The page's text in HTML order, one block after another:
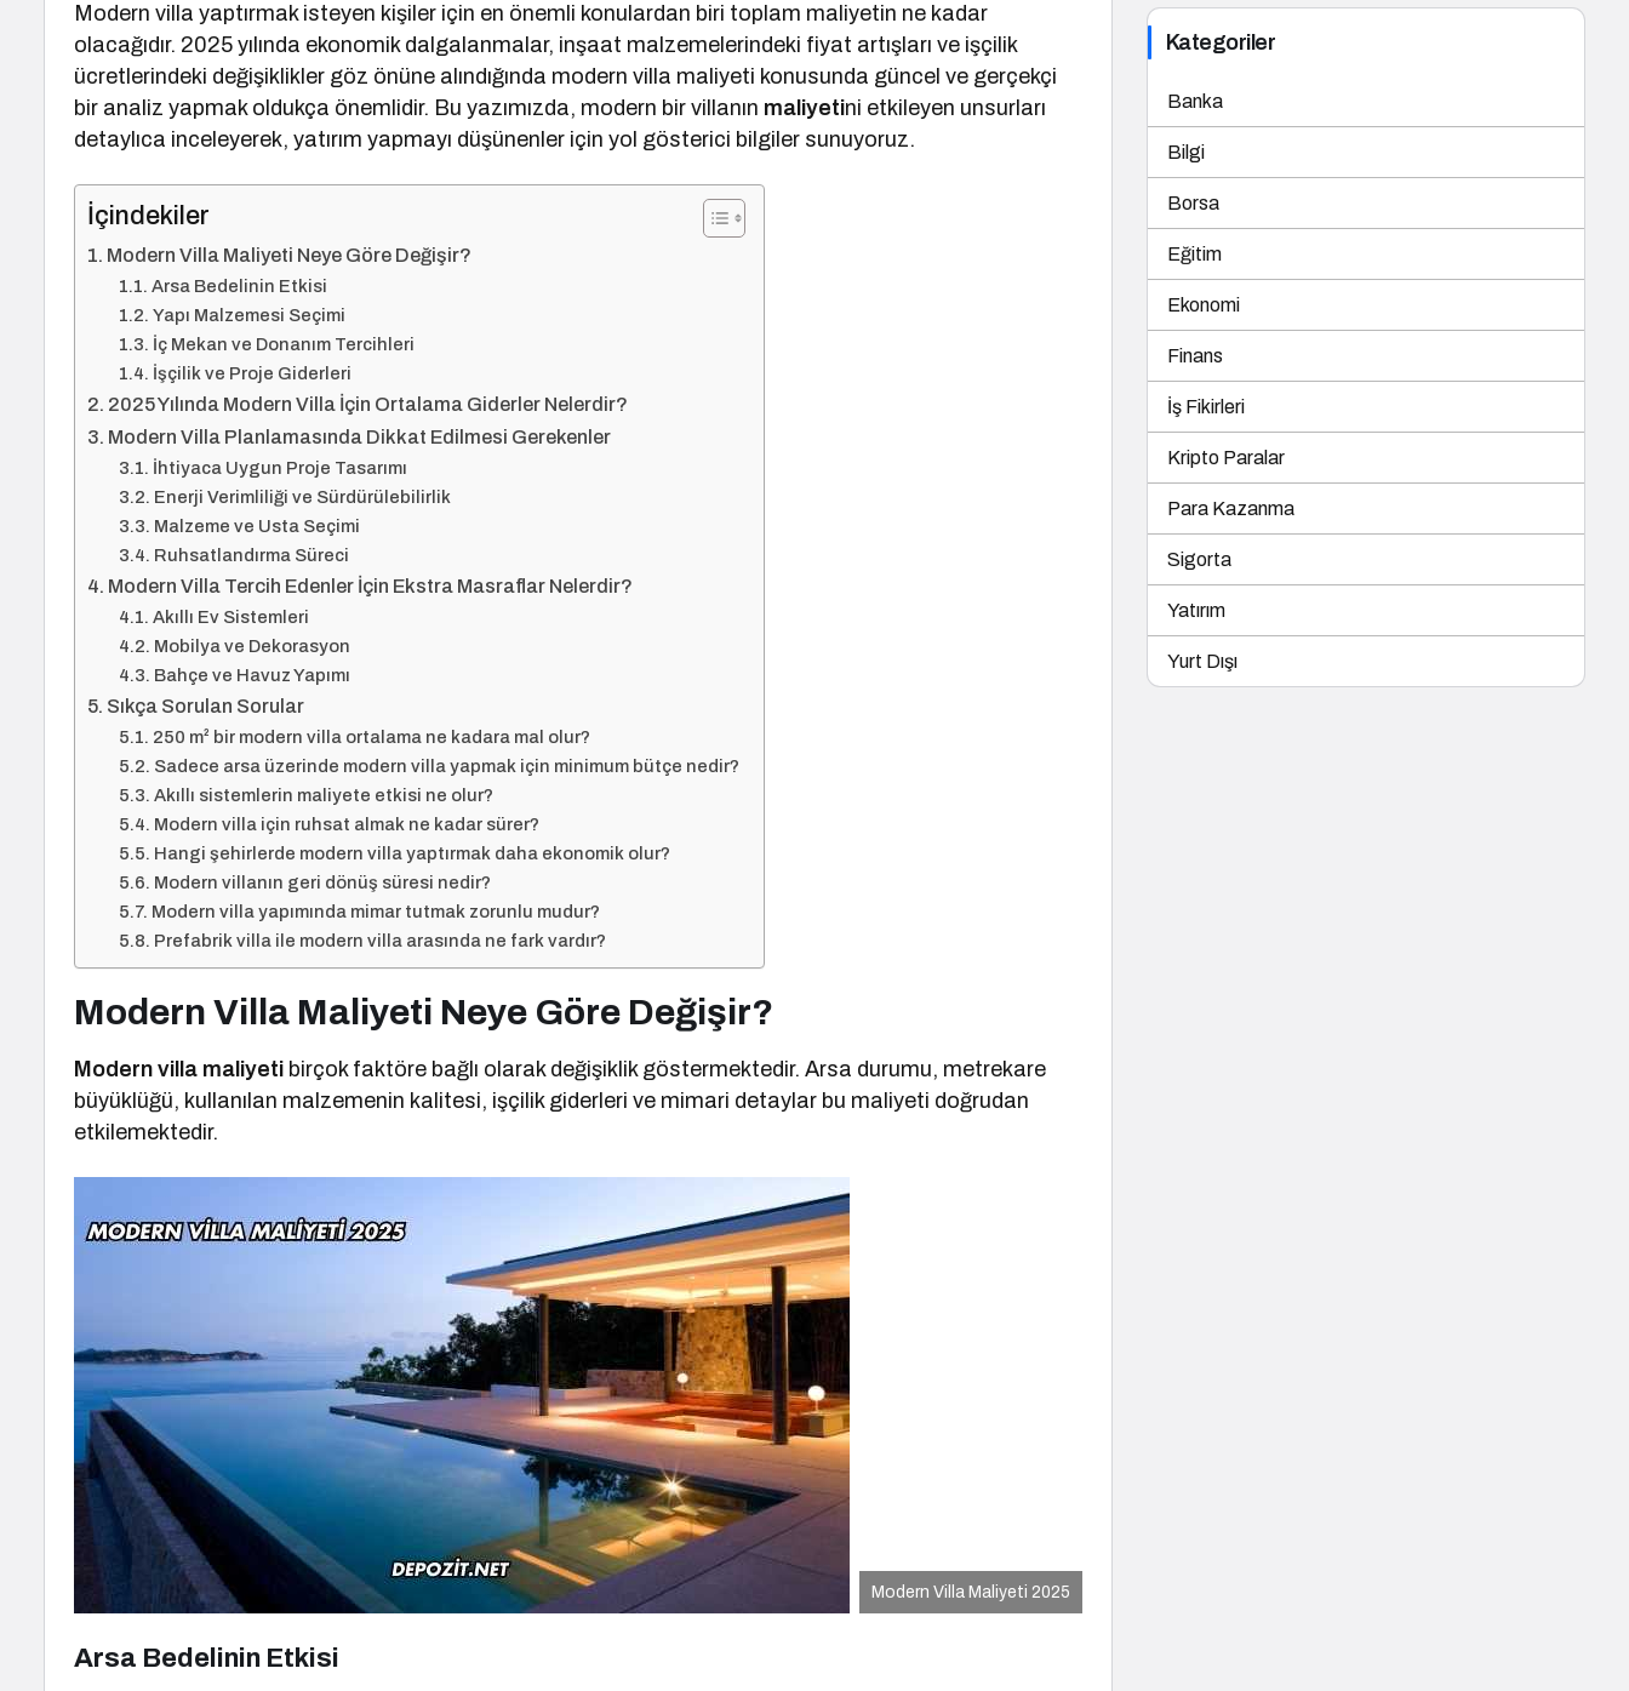
Modern villa yaptırmak isteyen kişiler için en önemli konulardan biri toplam maliyetin ne kadar
olacağıdır. 2025 yılında ekonomik dalgalanmalar, inşaat malzemelerindeki fiyat artışları ve işçilik
ücretlerindeki değişiklikler göz önüne alındığında modern villa maliyeti konusunda güncel ve gerçekçi
bir analiz yapmak oldukça önemlidir. Bu yazımızda, modern bir villanın maliyetini etkileyen unsurları
detaylıca inceleyerek, yatırım yapmayı düşünenler için yol gösterici bilgiler sunuyoruz.
İçindekiler
Modern Villa Maliyeti Neye Göre Değişir?
Arsa Bedelinin Etkisi
Yapı Malzemesi Seçimi
İç Mekan ve Donanım Tercihleri
İşçilik ve Proje Giderleri
2025 Yılında Modern Villa İçin Ortalama Giderler Nelerdir?
Modern Villa Planlamasında Dikkat Edilmesi Gerekenler
İhtiyaca Uygun Proje Tasarımı
Enerji Verimliliği ve Sürdürülebilirlik
Malzeme ve Usta Seçimi
Ruhsatlandırma Süreci
Modern Villa Tercih Edenler İçin Ekstra Masraflar Nelerdir?
Akıllı Ev Sistemleri
Mobilya ve Dekorasyon
Bahçe ve Havuz Yapımı
Sıkça Sorulan Sorular
250 m² bir modern villa ortalama ne kadara mal olur?
Sadece arsa üzerinde modern villa yapmak için minimum bütçe nedir?
Akıllı sistemlerin maliyete etkisi ne olur?
Modern villa için ruhsat almak ne kadar sürer?
Hangi şehirlerde modern villa yaptırmak daha ekonomik olur?
Modern villanın geri dönüş süresi nedir?
Modern villa yapımında mimar tutmak zorunlu mudur?
Prefabrik villa ile modern villa arasında ne fark vardır?
Modern Villa Maliyeti Neye Göre Değişir?
Modern villa maliyeti birçok faktöre bağlı olarak değişiklik göstermektedir. Arsa durumu, metrekare
büyüklüğü, kullanılan malzemenin kalitesi, işçilik giderleri ve mimari detaylar bu maliyeti doğrudan
etkilemektedir.
Modern Villa Maliyeti 2025
Arsa Bedelinin Etkisi
Kategoriler
Banka
Bilgi
Borsa
Eğitim
Ekonomi
Finans
İş Fikirleri
Kripto Paralar
Para Kazanma
Sigorta
Yatırım
Yurt Dışı